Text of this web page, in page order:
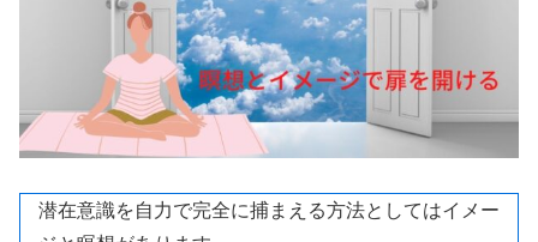
潜在意識を自力で完全に捕まえる方法としてはイメー